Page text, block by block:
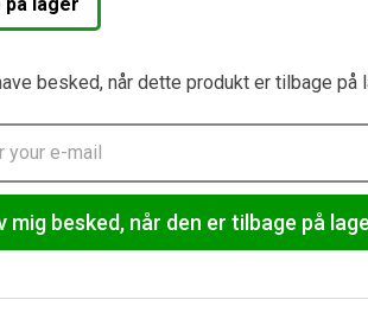
besked, når dette produkt er tilbage på
mig besked, når den er tilbage på